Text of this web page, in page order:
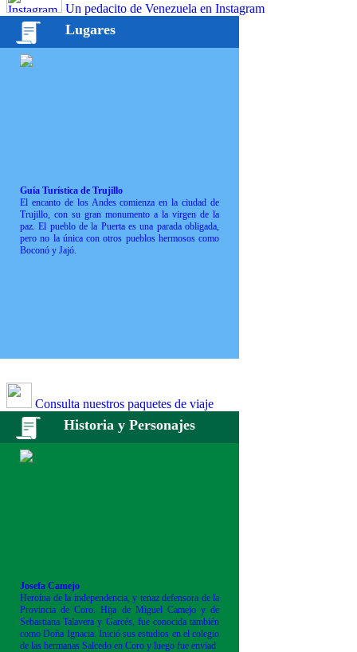
Un pedacito de Venezuela en Instagram
Lugares
Guía Turística de Trujillo
El encanto de los Andes comienza en la ciudad de
Trujillo, con su gran monumento a la virgen de la
paz. El pueblo de la Puerta es una parada obligada,
pero no la única con otros pueblos hermosos como
Boconó y Jajó.
Consulta nuestros paquetes de viaje
Historia y Personajes
Josefa Camejo
Heroína de la independencia, y tenaz defensora de la
Provincia de Coro. Hija de Miguel Camejo y de
Sebastiana Talavera y Garcés, fue conocida también
como Doña Ignacia. Inició sus estudios en el colegio
de las hermanas Salcedo en Coro y luego fue enviad